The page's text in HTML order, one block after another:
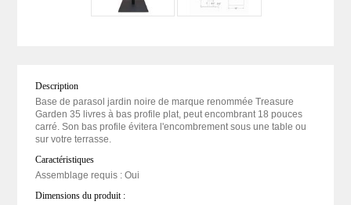
Description
Base de parasol jardin noire de marque renommée Treasure
Garden 35 livres à bas profile plat, peut encombrant 18 pouces
carré. Son bas profile évitera l'encombrement sous une table ou
sur votre terrasse.
Caractéristiques
Assemblage requis : Oui
Dimensions du produit :